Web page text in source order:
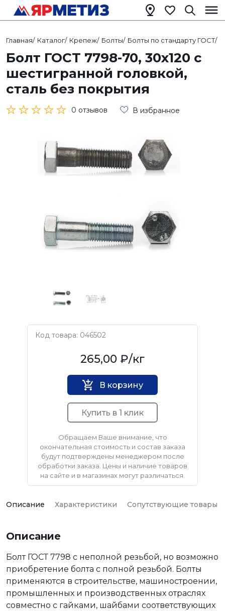
Главная/ Каталог/ Крепеж/ Болты/ Болты по стандарту ГОСТ/
Болт ГОСТ 7798-70, 30х120 с
шестигранной головкой,
сталь без покрытия
0 отзывов В избранное
Код товара: 046502
Нет бренда265,00 ₽/кг
В корзину
Купить в 1 клик
Обращаем Ваше внимание, что
окончательная стоимость и состав заказа
будут подтверждены менеджером после
обработки заказа. Цены и наличие товаров
на сайте и в магазинах могут различаться.
Описание Характеристики Сопутствующие товары
Описание
Болт ГОСТ 7798 с неполной резьбой, но возможно
приобретение болта с полной резьбой. Болты
применяются в строительстве, машиностроении,
промышленных и производственных отраслях
совместно с гайками, шайбами соответствующих